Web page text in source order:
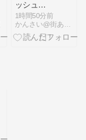
ッシュ
1006F「おさ
るのジョージ
号」•1017F
1時間50分前